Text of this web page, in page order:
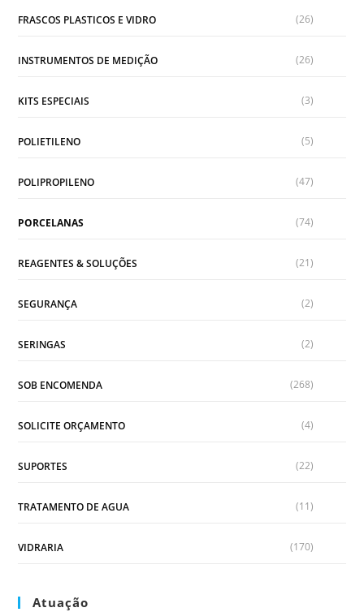
FRASCOS PLASTICOS E VIDRO (26)
INSTRUMENTOS DE MEDIÇÃO (26)
KITS ESPECIAIS (3)
POLIETILENO (5)
POLIPROPILENO (47)
PORCELANAS (74)
REAGENTES & SOLUÇÕES (21)
SEGURANÇA (2)
SERINGAS (2)
SOB ENCOMENDA (268)
SOLICITE ORÇAMENTO (4)
SUPORTES (22)
TRATAMENTO DE AGUA (11)
VIDRARIA (170)
Atuação